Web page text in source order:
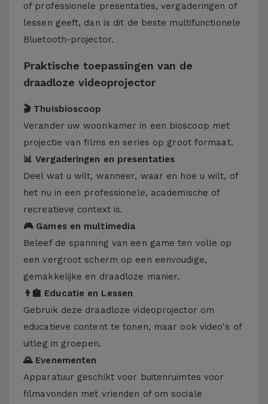
of professionele presentaties, vergaderingen of
lessen geeft, dan is dit de beste multifunctionele
Bluetooth-projector.
Praktische toepassingen van de
draadloze videoprojector
🎬 Thuisbioscoop
Verander uw woonkamer in een bioscoop met
projectie van films en series op groot formaat.
📊 Vergaderingen en presentaties
Deel wat u wilt, wanneer, waar en hoe u wilt, of
het nu in een professionele, academische of
recreatieve context is.
🎮 Games en multimedia
Beleef de spanning van een game ten volle op
een vergroot scherm op een eenvoudige,
gemakkelijke en draadloze manier.
👨‍🏫 Educatie en Lessen
Gebruik deze draadloze videoprojector om
educatieve content te tonen, maar ook video's of
uitleg in groepen.
🌄 Evenementen
Apparatuur geschikt voor buitenruimtes voor
filmavonden met vrienden of om sociale